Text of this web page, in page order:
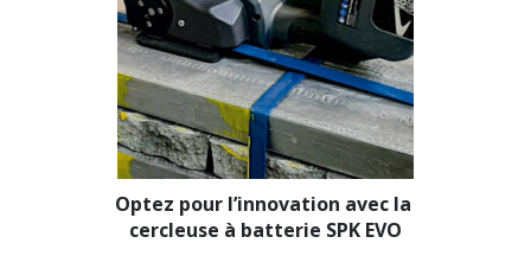
Optez pour l’innovation avec la
cercleuse à batterie SPK EVO